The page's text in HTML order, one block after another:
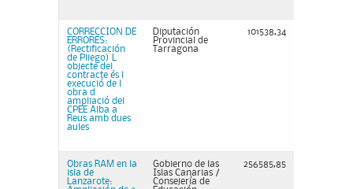
CORRECCION DE
ERRORES:
(Rectificación
de Pliego) L
objecte del
contracte és l
execució de l
obra d
ampliació del
CPEE Alba a
Reus amb dues
aules
Diputación
Provincial de
Tarragona
101538,34
Obras RAM en la
isla de
Lanzarote:
Gobierno de las
Islas Canarias /
Consejería de
256585,85